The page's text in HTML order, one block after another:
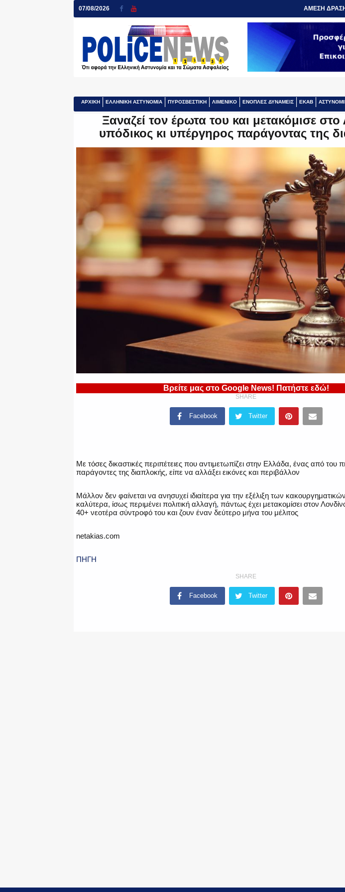
07/08/2026 ΑΜΕΣΗ
ΑΡΧΙΚΗ ΕΛΛΗΝΙΚΗ ΑΣΤΥΝΟΜΙΑ ΠΥΡΟΣΒΕΣΤΙΚΗ ΛΙΜΕΝΙΚΟ ΕΝΟΠΛΕΣ ΔΥΝΑΜΕΙΣ ΕΚΑΒ
Ξαναζεί τον έρωτα του και μετακόμισε στο
υπόδικος κι υπέργηρος παράγοντας της
Βρείτε μας στο Google News! Πατήστε εδώ!
SHARE
Facebook Twitter
Με τόσες δικαστικές περιπέτειες που αντιμετωπίζει στην Ελλάδα, ένας από του
παράγοντες της διαπλοκής, είπε να αλλάξει εικόνες και περιβάλλον
Μάλλον δεν φαίνεται να ανησυχεί ιδιαίτερα για την εξέλιξη των
καλύτερα, ίσως περιμένει πολιτική αλλαγή, πάντως έχει μετακομίσει στον
40+ νεοτέρα σύντροφό του και ζουν έναν δεύτερο μήνα του μέλιτος
netakias.com
ΠΗΓΗ
SHARE
Facebook Twitter